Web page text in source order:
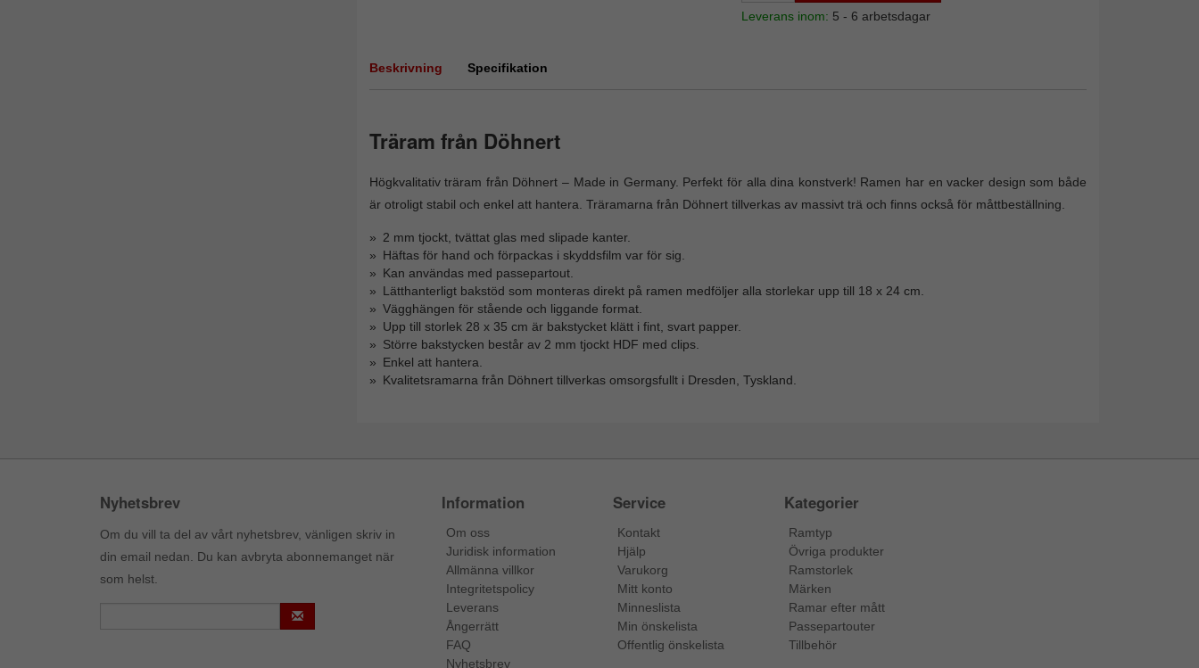
Leverans inom: 5 - 6 arbetsdagar
Beskrivning Specifikation
Träram från Döhnert
Högkvalitativ träram från Döhnert – Made in Germany. Perfekt för alla dina konstverk! Ramen har en vacker design som både
är otroligt stabil och enkel att hantera. Träramarna från Döhnert tillverkas av massivt trä och finns också för måttbeställning.
2 mm tjockt, tvättat glas med slipade kanter.
Häftas för hand och förpackas i skyddsfilm var för sig.
Kan användas med passepartout.
Lätthanterligt bakstöd som monteras direkt på ramen medföljer alla storlekar upp till 18 x 24 cm.
Vägghängen för stående och liggande format.
Upp till storlek 28 x 35 cm är bakstycket klätt i fint, svart papper.
Större bakstycken består av 2 mm tjockt HDF med clips.
Enkel att hantera.
Kvalitetsramarna från Döhnert tillverkas omsorgsfullt i Dresden, Tyskland.
Nyhetsbrev
Om du vill ta del av vårt nyhetsbrev, vänligen skriv in
din email nedan. Du kan avbryta abonnemanget när
som helst.
Information
Om oss
Juridisk information
Allmänna villkor
Integritetspolicy
Leverans
Ångerrätt
FAQ
Nyhetsbrev
Service
Kontakt
Hjälp
Varukorg
Mitt konto
Minneslista
Min önskelista
Offentlig önskelista
Kategorier
Ramtyp
Övriga produkter
Ramstorlek
Märken
Ramar efter mått
Passepartouter
Tillbehör